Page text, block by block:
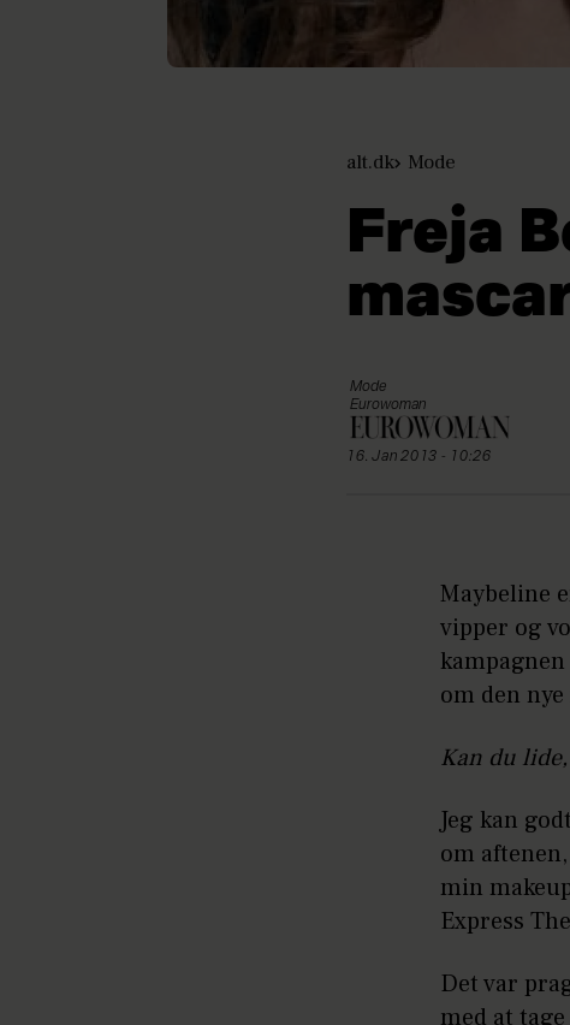
alt.dk Mode
Freja
Mode
Eurowoman
16. Jan 2013 - 10:26
Maybeline
vipper og
om den
Kan du
Jeg kan
om
min
Express
Det var
med at